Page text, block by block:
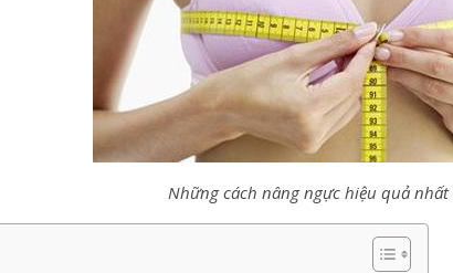
Những cách nâng ngực hiệu quả nhất